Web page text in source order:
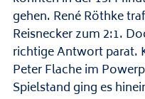
gehen. René Röthke
Reisnecker zum 2:1.
richtige Antwort parat.
Peter Flache im
Spielstand ging es